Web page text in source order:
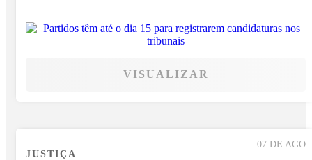
VISUALIZAR
07 DE AGO
JUSTIÇA